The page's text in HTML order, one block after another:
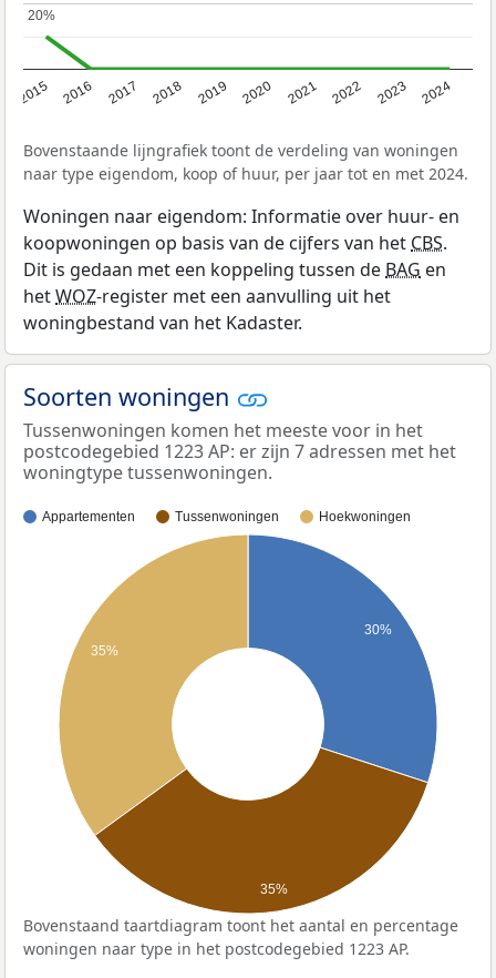
2015 2016 2017 2018 2019 2020 2021 2022 2023 2024
20%
20%
Bovenstaande lijngrafiek toont de verdeling van woningen
naar type eigendom, koop of huur, per jaar tot en met 2024.
Woningen naar eigendom: Informatie over huur- en
koopwoningen op basis van de cijfers van het CBS.
Dit is gedaan met een koppeling tussen de BAG en
hetWOZ-register met een aanvulling uit het
woningbestand van het Kadaster.
Soorten woningen
Tussenwoningen komen het meeste voor in het
postcodegebied 1223 AP: er zijn 7 adressen met het
woningtype tussenwoningen.
Appartementen Tussenwoningen Hoekwoningen
30%
35%
35%
Bovenstaand taartdiagram toont het aantal en percentage
woningen naar type in het postcodegebied 1223 AP.